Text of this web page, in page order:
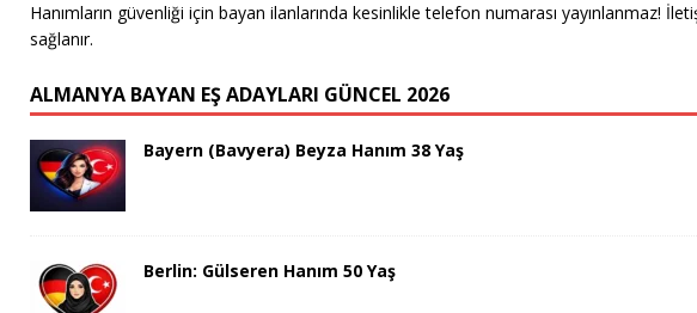
Hanımların güvenliği için bayan ilanlarında kesinlikle telefon numarası yayınlanmaz!
sağlanır.
ALMANYA BAYAN EŞ ADAYLARI GÜNCEL 2026
Bayern (Bavyera) Beyza Hanım 38 Yaş
Berlin: Gülseren Hanım 50 Yaş